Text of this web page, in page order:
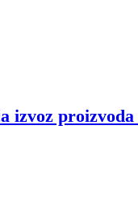
izvoz